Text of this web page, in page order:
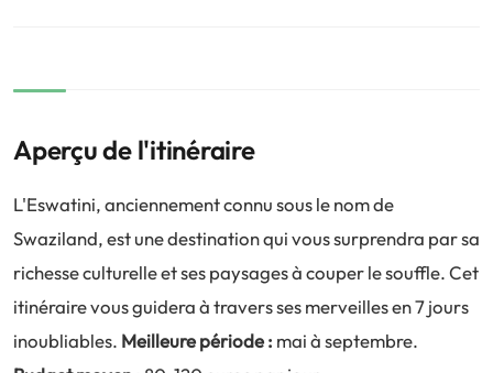
Aperçu de l'itinéraire
L'Eswatini, anciennement connu sous le nom de
Swaziland, est une destination qui vous surprendra par sa
richesse culturelle et ses paysages à couper le souffle. Cet
itinéraire vous guidera à travers ses merveilles en 7 jours
inoubliables. Meilleure période : mai à septembre.